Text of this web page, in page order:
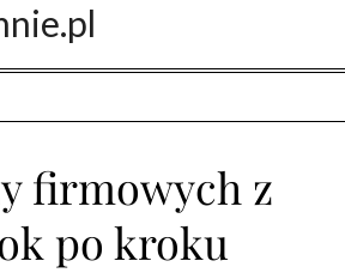
firmowych z
po kroku